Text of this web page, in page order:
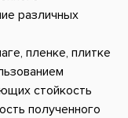
различных
пленке, плитке
стойкость
полученного